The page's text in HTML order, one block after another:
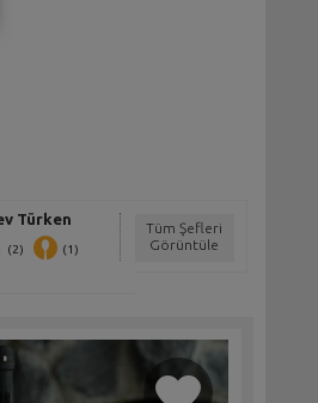
Türken
(2) (1)
Tüm Şefleri
Görüntüle